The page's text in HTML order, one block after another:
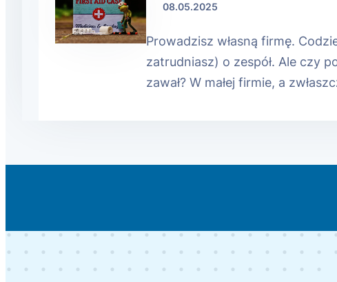
08.05.2025
Prowadzisz własną firmę.
zatrudniasz) o zespół. Ale czy
zawał? W małej firmie, a